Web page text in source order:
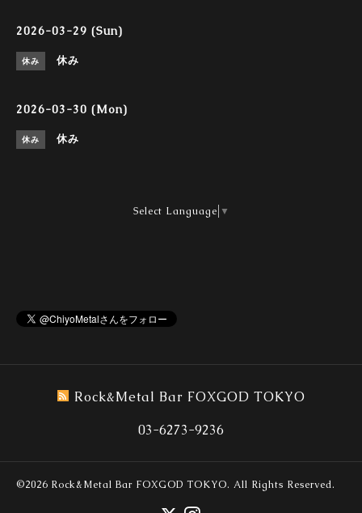
2026-03-29 (Sun)
休み 休み
2026-03-30 (Mon)
休み 休み
Select Language ▼
Rock&Metal Bar FOXGOD TOKYO
03-6273-9236
©2026 Rock&Metal Bar FOXGOD TOKYO. All Rights Reserved.